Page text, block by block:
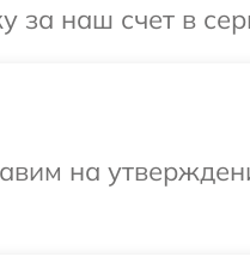
за наш счет в
на